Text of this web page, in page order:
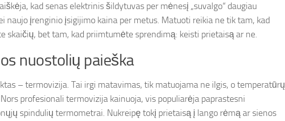
kad senas elektrinis šildytuvas per mėnesį „suvalgo“ daugiau
naujo įrenginio įsigijimo kaina per metus. Matuoti reikia ne tik tam, kad
skaičių, bet tam, kad priimtumėte sprendimą: keisti prietaisą ar ne.
nuostolių paieška
– termovizija. Tai irgi matavimas, tik matuojama ne ilgis, o temperatūrų
profesionali termovizija kainuoja, vis populiarėja paprastesni
spindulių termometrai. Nukreipę tokį prietaisą į lango rėmą ar sienos